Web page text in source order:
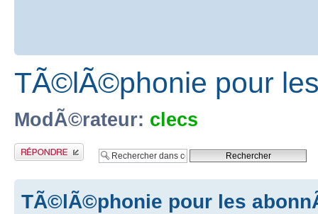
TÃ©lÃ©phonie pour
ModÃ©rateur: clecs
Publier une
rÃ©ponse
TÃ©lÃ©phonie pour les